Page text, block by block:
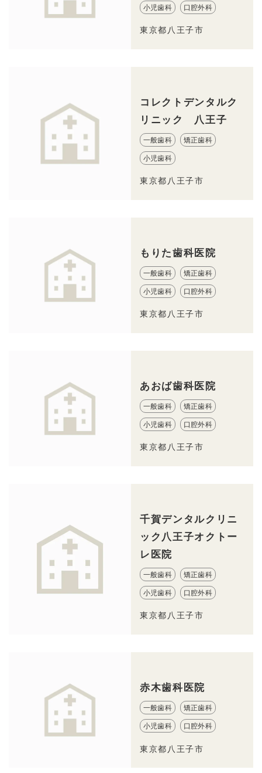
小児歯科 口腔外科
東京都八王子市
コレクトデンタルク
リニック 八王子
一般歯科 矯正歯科
小児歯科
東京都八王子市
もりた歯科医院
一般歯科 矯正歯科
小児歯科 口腔外科
東京都八王子市
あおば歯科医院
一般歯科 矯正歯科
小児歯科 口腔外科
東京都八王子市
千賀デンタルクリニ
ック八王子オクトー
レ医院
一般歯科 矯正歯科
小児歯科 口腔外科
東京都八王子市
赤木歯科医院
一般歯科 矯正歯科
小児歯科 口腔外科
東京都八王子市